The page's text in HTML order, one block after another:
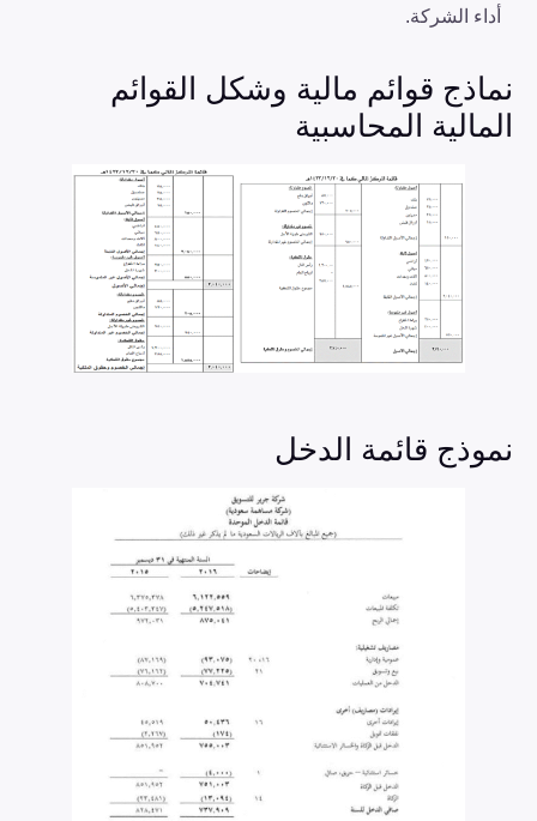
أداء الشركة.
نماذج قوائم مالية وشكل القوائم
المالية المحاسبية
نموذج قائمة الدخل